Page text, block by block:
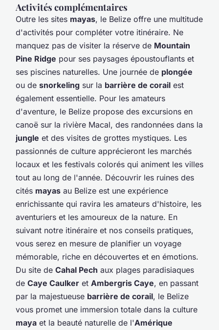
Activités complémentaires
Outre les sites mayas, le Belize offre une multitude
d'activités pour compléter votre itinéraire. Ne
manquez pas de visiter la réserve de Mountain
Pine Ridge pour ses paysages époustouflants et
ses piscines naturelles. Une journée de plongée
ou de snorkeling sur la barrière de corail est
également essentielle. Pour les amateurs
d'aventure, le Belize propose des excursions en
canoë sur la rivière Macal, des randonnées dans la
jungle et des visites de grottes mystiques. Les
passionnés de culture apprécieront les marchés
locaux et les festivals colorés qui animent les villes
tout au long de l'année. Découvrir les ruines des
cités mayas au Belize est une expérience
enrichissante qui ravira les amateurs d'histoire, les
aventuriers et les amoureux de la nature. En
suivant notre itinéraire et nos conseils pratiques,
vous serez en mesure de planifier un voyage
mémorable, riche en découvertes et en émotions.
Du site de Cahal Pech aux plages paradisiaques
de Caye Caulker et Ambergris Caye, en passant
par la majestueuse barrière de corail, le Belize
vous promet une immersion totale dans la culture
maya et la beauté naturelle de l'Amérique